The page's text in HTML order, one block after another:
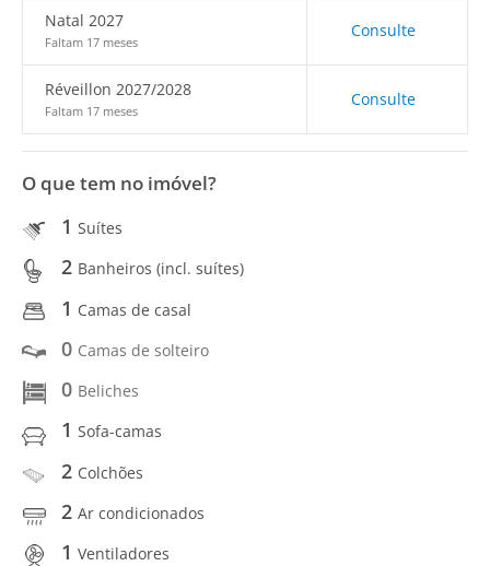
Natal 2027
Faltam 17 meses
Consulte
Réveillon 2027/2028
Faltam 17 meses
Consulte
O que tem no imóvel?
1 Suítes
2 Banheiros (incl. suítes)
1 Camas de casal
0 Camas de solteiro
0 Beliches
1 Sofa-camas
2 Colchões
2 Ar condicionados
1 Ventiladores